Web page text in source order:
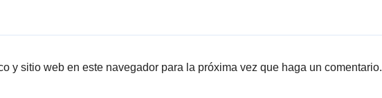
y sitio web en este navegador para la próxima vez que haga un comentario.